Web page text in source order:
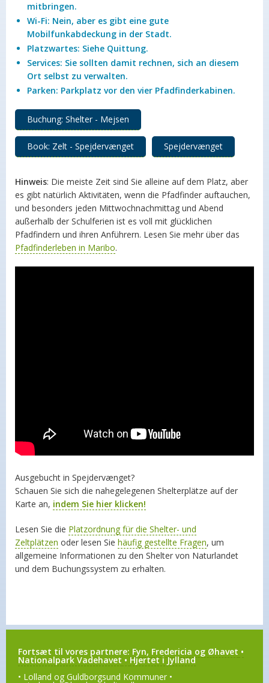
mitbringen.
Wi-Fi: Nein, aber es gibt eine gute
Mobilfunkabdeckung in der Stadt.
Platzwartes: Siehe Quittung.
Services: Sie sollten damit rechnen, sich an diesem
Ort selbst zu verwalten.
Parken: Parkplatz vor den vier Pfadfinderkabinen.
Buchung: Shelter - Mejsen
Book: Zelt - Spejdervænget Spejdervænget
Hinweis: Die meiste Zeit sind Sie alleine auf dem Platz, aber
es gibt natürlich Aktivitäten, wenn die Pfadfinder auftauchen,
und besonders jeden Mittwochnachmittag und Abend
außerhalb der Schulferien ist es voll mit glücklichen
Pfadfindern und ihren Anführern. Lesen Sie mehr über das
Pfadfinderleben in Maribo.
Ausgebucht in Spejdervænget?
Schauen Sie sich die nahegelegenen Shelterplätze auf der
Karte an, indem Sie hier klicken!
Lesen Sie die Platzordnung für die Shelter- und
Zeltplätzen oder lesen Sie häufig gestellte Fragen, um
allgemeine Informationen zu den Shelter von Naturlandet
und dem Buchungssystem zu erhalten.
Fortsæt til vores partnere: Fyn, Fredericia og Øhavet •
Nationalpark Vadehavet • Hjertet i Jylland
• Lolland og Guldborgsund Kommuner •